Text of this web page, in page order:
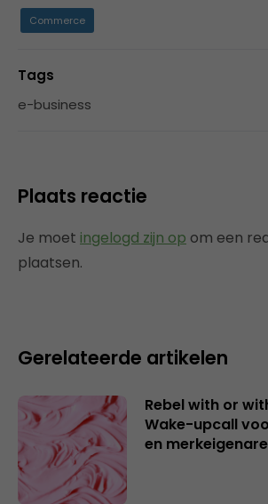
Commerce
Tags
e-business
Plaats reactie
Je moet ingelogd zijn op om een
plaatsen.
Gerelateerde artikelen
Rebel with or
Wake-upcall
en